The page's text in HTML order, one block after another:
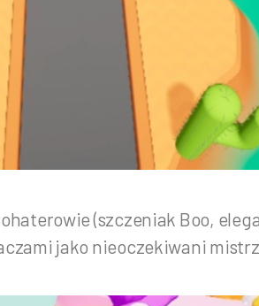
(szczeniak Boo,
jako nieoczekiwani